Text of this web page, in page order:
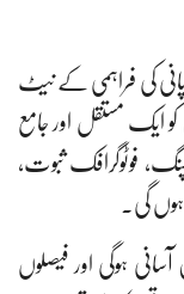
پانی کی فراہمی کے نیٹ
کو ایک مستقل اور جامع
فوٹوگرافک ثبوت،
گی۔
آسانی ہوگی اور فیصلوں